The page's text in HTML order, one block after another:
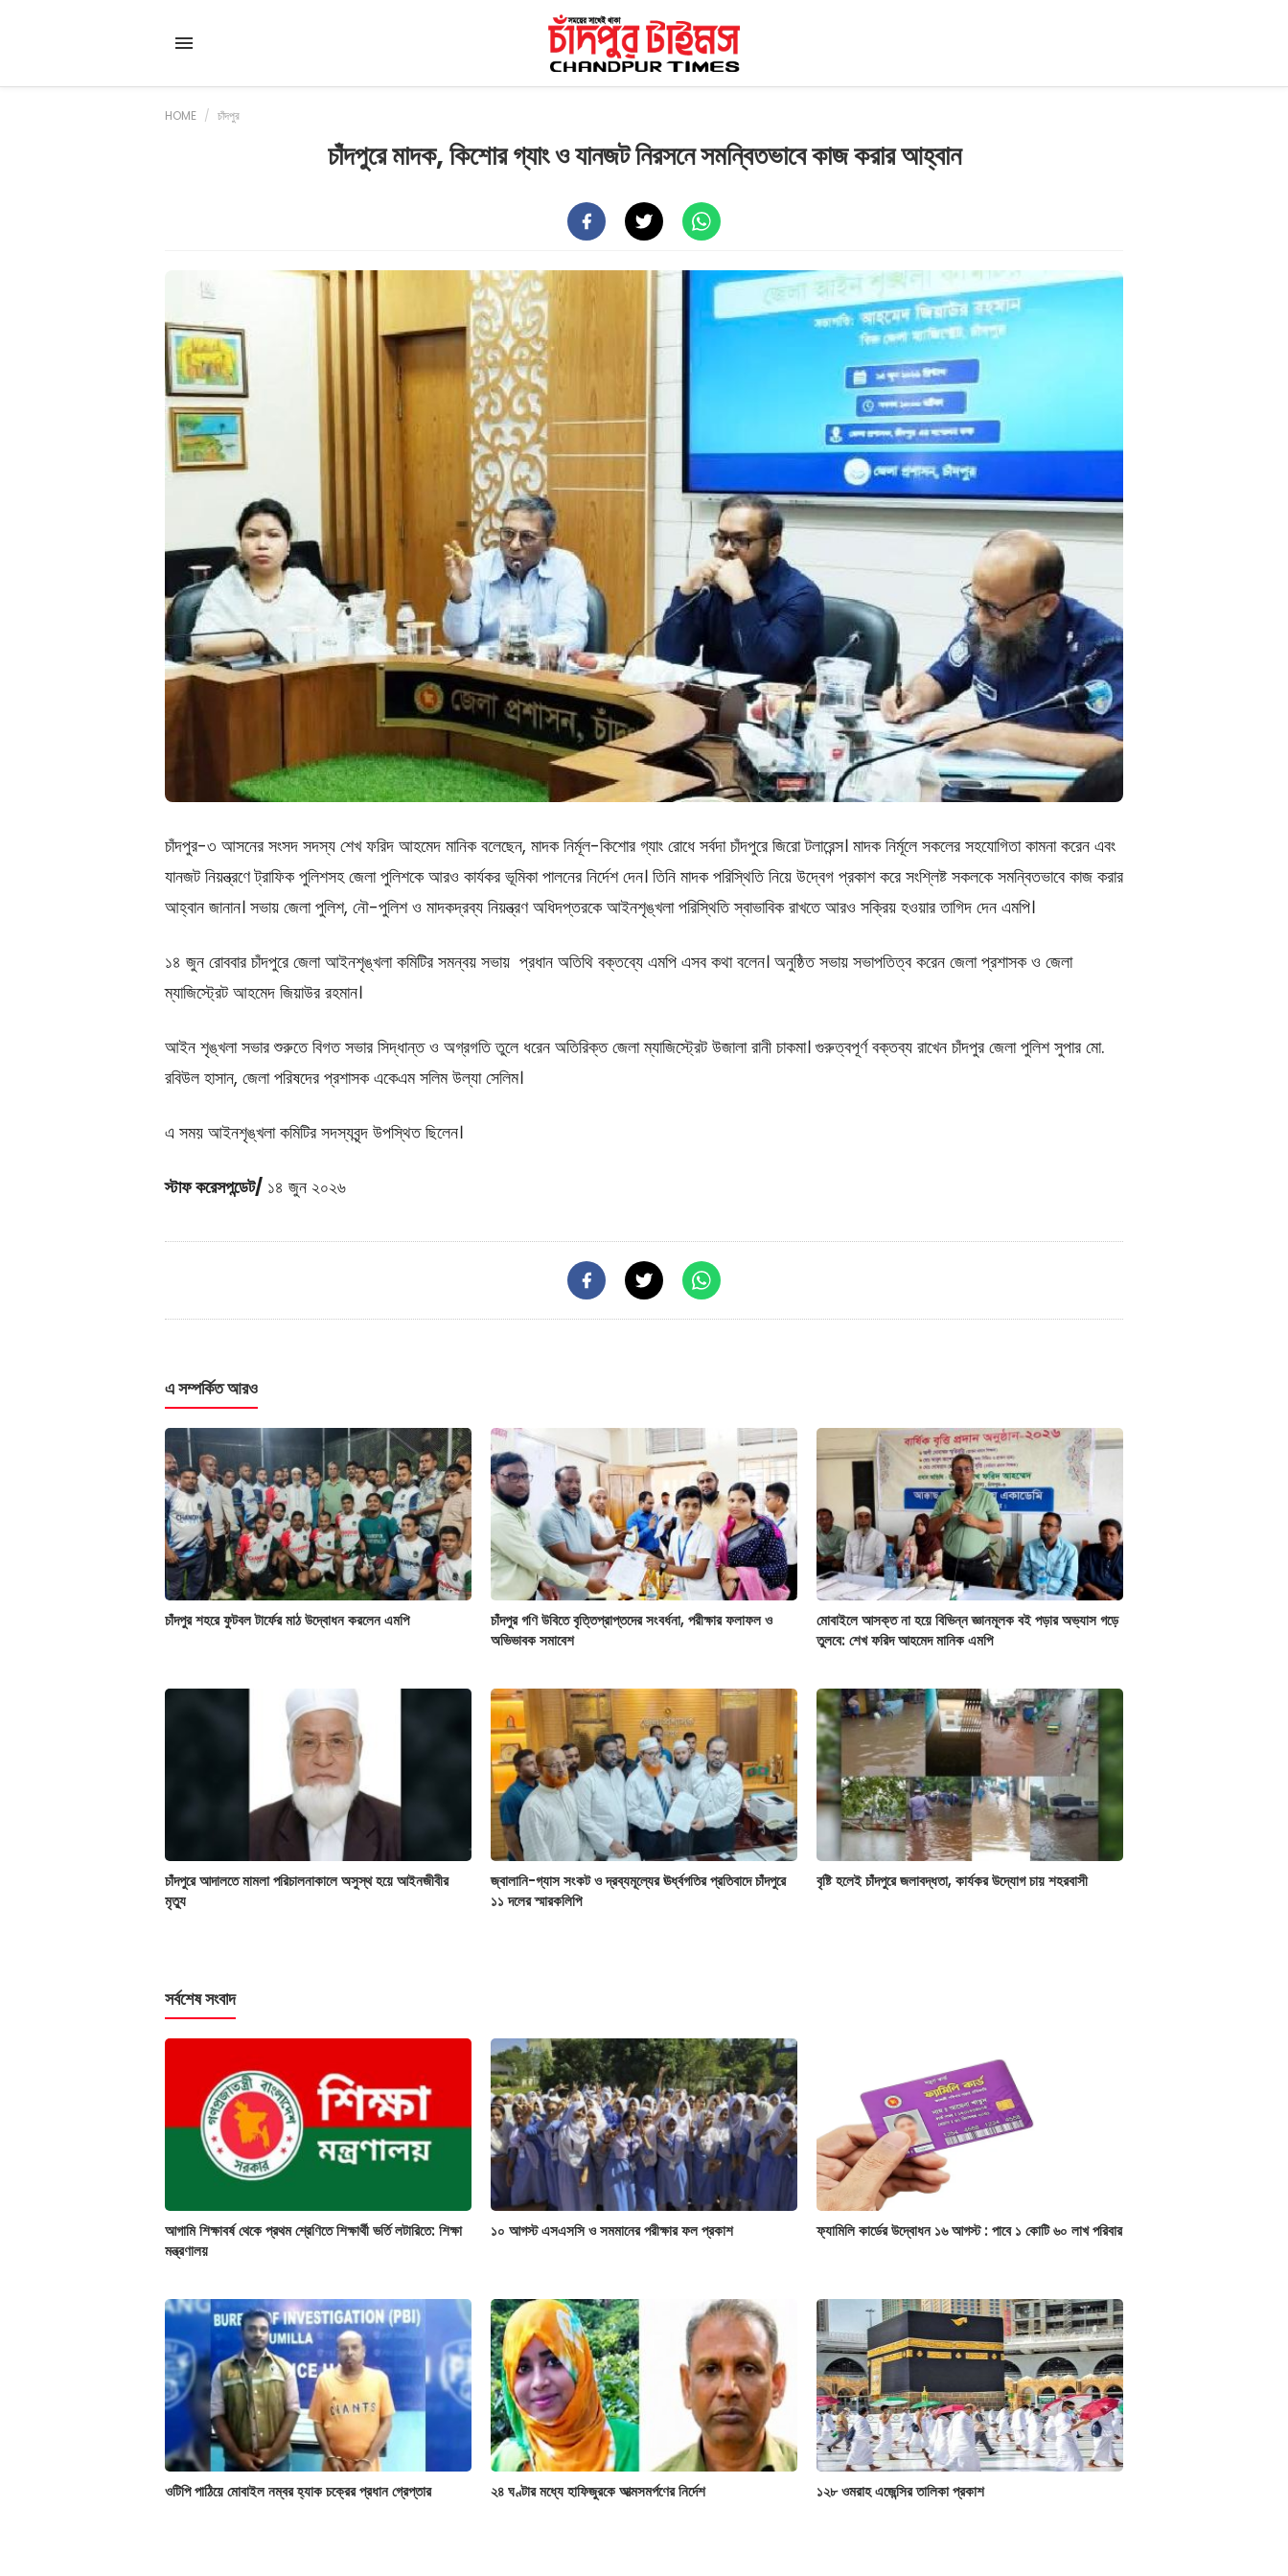
HOME / চাঁদপুর
চাঁদপুরে মাদক, কিশোর গ্যাং ও যানজট নিরসনে সমন্বিতভাবে কাজ করার আহ্বান
চাঁদপুর-৩ আসনের সংসদ সদস্য শেখ ফরিদ আহমেদ মানিক বলেছেন, মাদক নির্মূল-কিশোর গ্যাং রোধে সর্বদা চাঁদপুরে জিরো টলারেন্স। মাদক নির্মূলে সকলের সহযোগিতা কামনা করেন এবং
যানজট নিয়ন্ত্রণে ট্রাফিক পুলিশসহ জেলা পুলিশকে আরও কার্যকর ভূমিকা পালনের নির্দেশ দেন। তিনি মাদক পরিস্থিতি নিয়ে উদ্বেগ প্রকাশ করে সংশ্লিষ্ট সকলকে সমন্বিতভাবে কাজ করার
আহ্বান জানান। সভায় জেলা পুলিশ, নৌ-পুলিশ ও মাদকদ্রব্য নিয়ন্ত্রণ অধিদপ্তরকে আইনশৃঙ্খলা পরিস্থিতি স্বাভাবিক রাখতে আরও সক্রিয় হওয়ার তাগিদ দেন এমপি।
১৪ জুন রোববার চাঁদপুরে জেলা আইনশৃঙ্খলা কমিটির সমন্বয় সভায় প্রধান অতিথি বক্তব্যে এমপি এসব কথা বলেন। অনুষ্ঠিত সভায় সভাপতিত্ব করেন জেলা প্রশাসক ও জেলা
ম্যাজিস্ট্রেট আহমেদ জিয়াউর রহমান।
আইন শৃঙ্খলা সভার শুরুতে বিগত সভার সিদ্ধান্ত ও অগ্রগতি তুলে ধরেন অতিরিক্ত জেলা ম্যাজিস্ট্রেট উজালা রানী চাকমা। গুরুত্বপূর্ণ বক্তব্য রাখেন চাঁদপুর জেলা পুলিশ সুপার মো.
রবিউল হাসান, জেলা পরিষদের প্রশাসক একেএম সলিম উল্যা সেলিম।
এ সময় আইনশৃঙ্খলা কমিটির সদস্যবৃন্দ উপস্থিত ছিলেন।
স্টাফ করেসপন্ডেট/ ১৪ জুন ২০২৬
এ সম্পর্কিত আরও
চাঁদপুর শহরে ফুটবল টার্ফের মাঠ উদ্বোধন করলেন এমপি
চাঁদপুর গণি উবিতে বৃত্তিপ্রাপ্তদের সংবর্ধনা, পরীক্ষার ফলাফল ও
অভিভাবক সমাবেশ
মোবাইলে আসক্ত না হয়ে বিভিন্ন জ্ঞানমূলক বই পড়ার অভ্যাস গড়ে
তুলবে: শেখ ফরিদ আহমেদ মানিক এমপি
চাঁদপুরে আদালতে মামলা পরিচালনাকালে অসুস্থ হয়ে আইনজীবীর
মৃত্যু
জ্বালানি-গ্যাস সংকট ও দ্রব্যমূল্যের ঊর্ধ্বগতির প্রতিবাদে চাঁদপুরে
১১ দলের স্মারকলিপি
বৃষ্টি হলেই চাঁদপুরে জলাবদ্ধতা, কার্যকর উদ্যোগ চায় শহরবাসী
সর্বশেষ সংবাদ
আগামি শিক্ষাবর্ষ থেকে প্রথম শ্রেণিতে শিক্ষার্থী ভর্তি লটারিতে: শিক্ষা
মন্ত্রণালয়
১০ আগস্ট এসএসসি ও সমমানের পরীক্ষার ফল প্রকাশ ফ্যামিলি কার্ডের উদ্বোধন ১৬ আগস্ট : পাবে ১ কোটি ৬০ লাখ পরিবার
ওটিপি পাঠিয়ে মোবাইল নম্বর হ্যাক চক্রের প্রধান গ্রেপ্তার ২৪ ঘণ্টার মধ্যে হাফিজুরকে আত্মসমর্পণের নির্দেশ ১২৮ ওমরাহ এজেন্সির তালিকা প্রকাশ